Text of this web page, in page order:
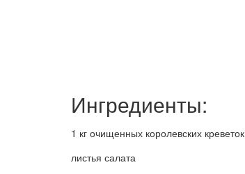
Ингредиенты:
1 кг очищенных королевских креветок
листья салата